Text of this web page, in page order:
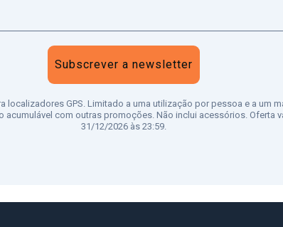
Subscrever a newsletter
localizadores GPS. Limitado a uma utilização por pessoa e a um
acumulável com outras promoções. Não inclui acessórios. Oferta
31/12/2026 às 23:59.